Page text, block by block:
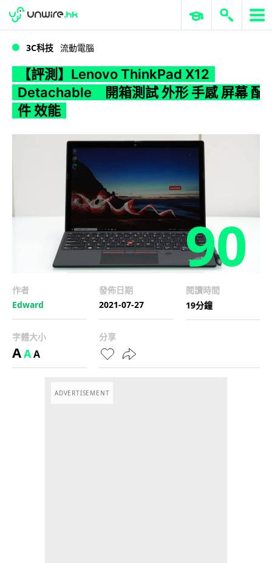
WWDC 2026 ERP 與商業 AI
3C科技 流動電腦
【評測】Lenovo ThinkPad X12
Detachable 開箱測試 外形 手感 屏幕 配
件 效能
90
作者
Edward
發佈日期
2021-07-27
閱讀時間
19分鐘
字體大小
AAA
分享
ADVERTISEMENT